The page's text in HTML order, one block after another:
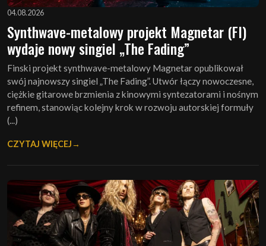
04.08.2026
Synthwave-metalowy projekt Magnetar (FI)
wydaje nowy singiel „The Fading”
Finski projekt synthwave-metalowy Magnetar opublikował
swój najnowszy singiel „The Fading”. Utwór łączy nowoczesne,
ciężkie gitarowe brzmienia z kinowymi syntezatorami i nośnym
refinem, stanowiąc kolejny krok w rozwoju autorskiej formuły
(...)
CZYTAJ WIĘCEJ